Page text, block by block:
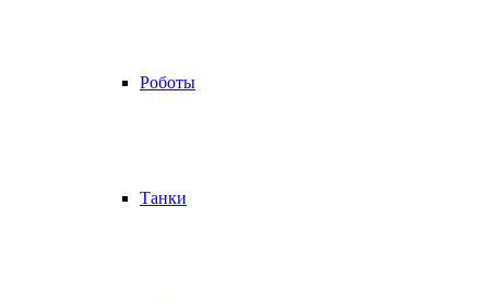
Роботы
Танки